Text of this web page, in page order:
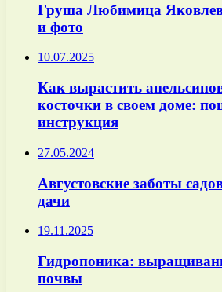
Груша Любимица
и фото
10.07.2025
Как вырастить
косточки в своем доме:
инструкция
27.05.2024
Августовские заботы
дачи
19.11.2025
Гидропоника:
почвы